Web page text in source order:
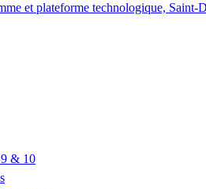
et plateforme technologique, Saint-
& 10